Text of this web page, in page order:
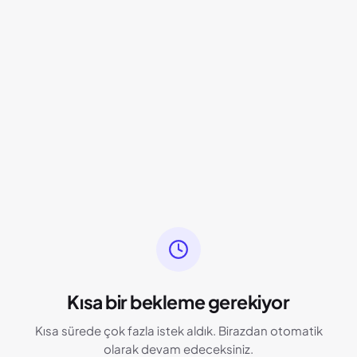
Kısa bir bekleme gerekiyor
Kısa sürede çok fazla istek aldık. Birazdan otomatik
olarak devam edeceksiniz.